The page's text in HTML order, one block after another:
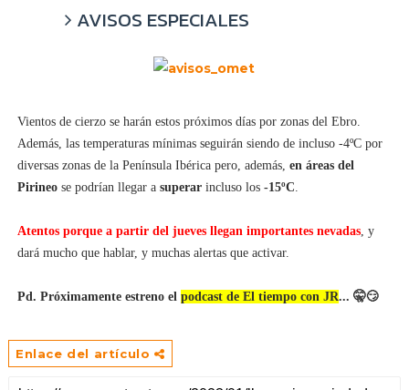
AVISOS ESPECIALES
Vientos de cierzo se harán estos próximos días por zonas del Ebro.
Además, las temperaturas mínimas seguirán siendo de incluso -4ºC por
diversas zonas de la Península Ibérica pero, además, en áreas del
Pirineose podrían llegar a superarincluso los -15ºC
Atentos porque a partir del jueves llegan importantes nevadas, y
dará mucho que hablar, y muchas alertas que activar.
Pd. Próximamente estreno el podcast de El tiempo con JR... 🤫😏
Enlace del artículo